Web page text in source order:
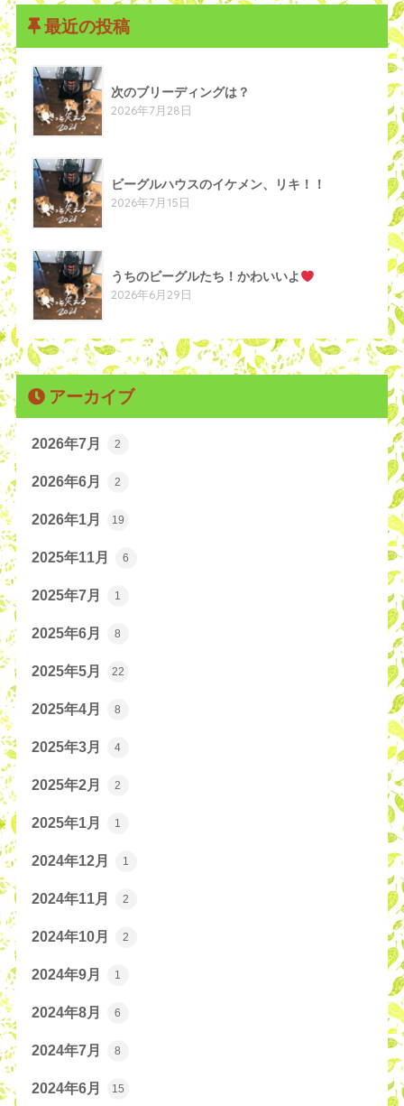
最近の投稿
次のブリーディングは？
2026年7月28日
ビーグルハウスのイケメン、リキ！！
2026年7月15日
うちのビーグルたち！かわいいよ
2026年6月29日
アーカイブ
2026年7月 2
2026年6月 2
2026年1月 19
2025年11月 6
2025年7月 1
2025年6月 8
2025年5月 22
2025年4月 8
2025年3月 4
2025年2月 2
2025年1月 1
2024年12月 1
2024年11月 2
2024年10月 2
2024年9月 1
2024年8月 6
2024年7月 8
2024年6月 15